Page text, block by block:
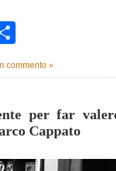
commento »
per far
Cappato